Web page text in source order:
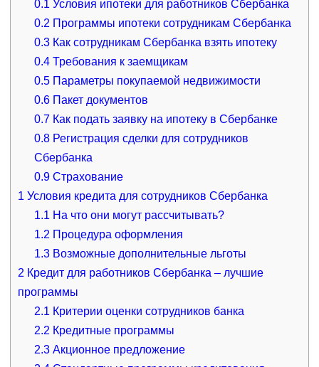
0.1 Условия ипотеки для работников Сбербанка
0.2 Программы ипотеки сотрудникам Сбербанка
0.3 Как сотрудникам Сбербанка взять ипотеку
0.4 Требования к заемщикам
0.5 Параметры покупаемой недвижимости
0.6 Пакет документов
0.7 Как подать заявку на ипотеку в Сбербанке
0.8 Регистрация сделки для сотрудников
Сбербанка
0.9 Страхование
1 Условия кредита для сотрудников Сбербанка
1.1 На что они могут рассчитывать?
1.2 Процедура оформления
1.3 Возможные дополнительные льготы
2 Кредит для работников Сбербанка – лучшие
программы
2.1 Критерии оценки сотрудников банка
2.2 Кредитные программы
2.3 Акционное предложение